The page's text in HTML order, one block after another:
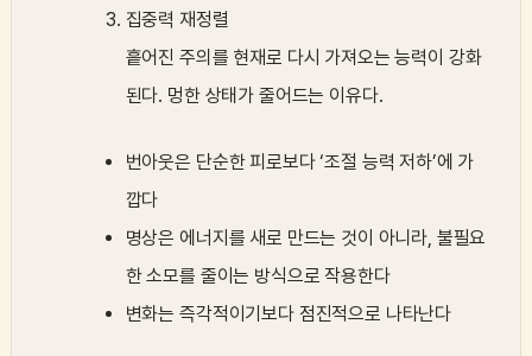
집중력 재정렬
흩어진 주의를 현재로 다시 가져오는 능력이 강화
된다. 멍한 상태가 줄어드는 이유다.
번아웃은 단순한 피로보다 ‘조절 능력 저하’에 가
깝다
명상은 에너지를 새로 만드는 것이 아니라, 불필요
한 소모를 줄이는 방식으로 작용한다
변화는 즉각적이기보다 점진적으로 나타난다